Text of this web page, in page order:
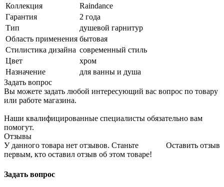
Коллекция
Raindance
Гарантия
2 года
Тип
душевой гарнитур
Область применения бытовая
Стилистика дизайна современный стиль
Цвет
хром
Назначение
для ванны и душа
Задать вопрос
Вы можете задать любой интересующий вас вопрос по товару
или работе магазина.
Наши квалифицированные специалисты обязательно вам
помогут.
Отзывы
Оставить отзыв
У данного товара нет отзывов. Станьте
первым, кто оставил отзыв об этом товаре!
Задать вопрос